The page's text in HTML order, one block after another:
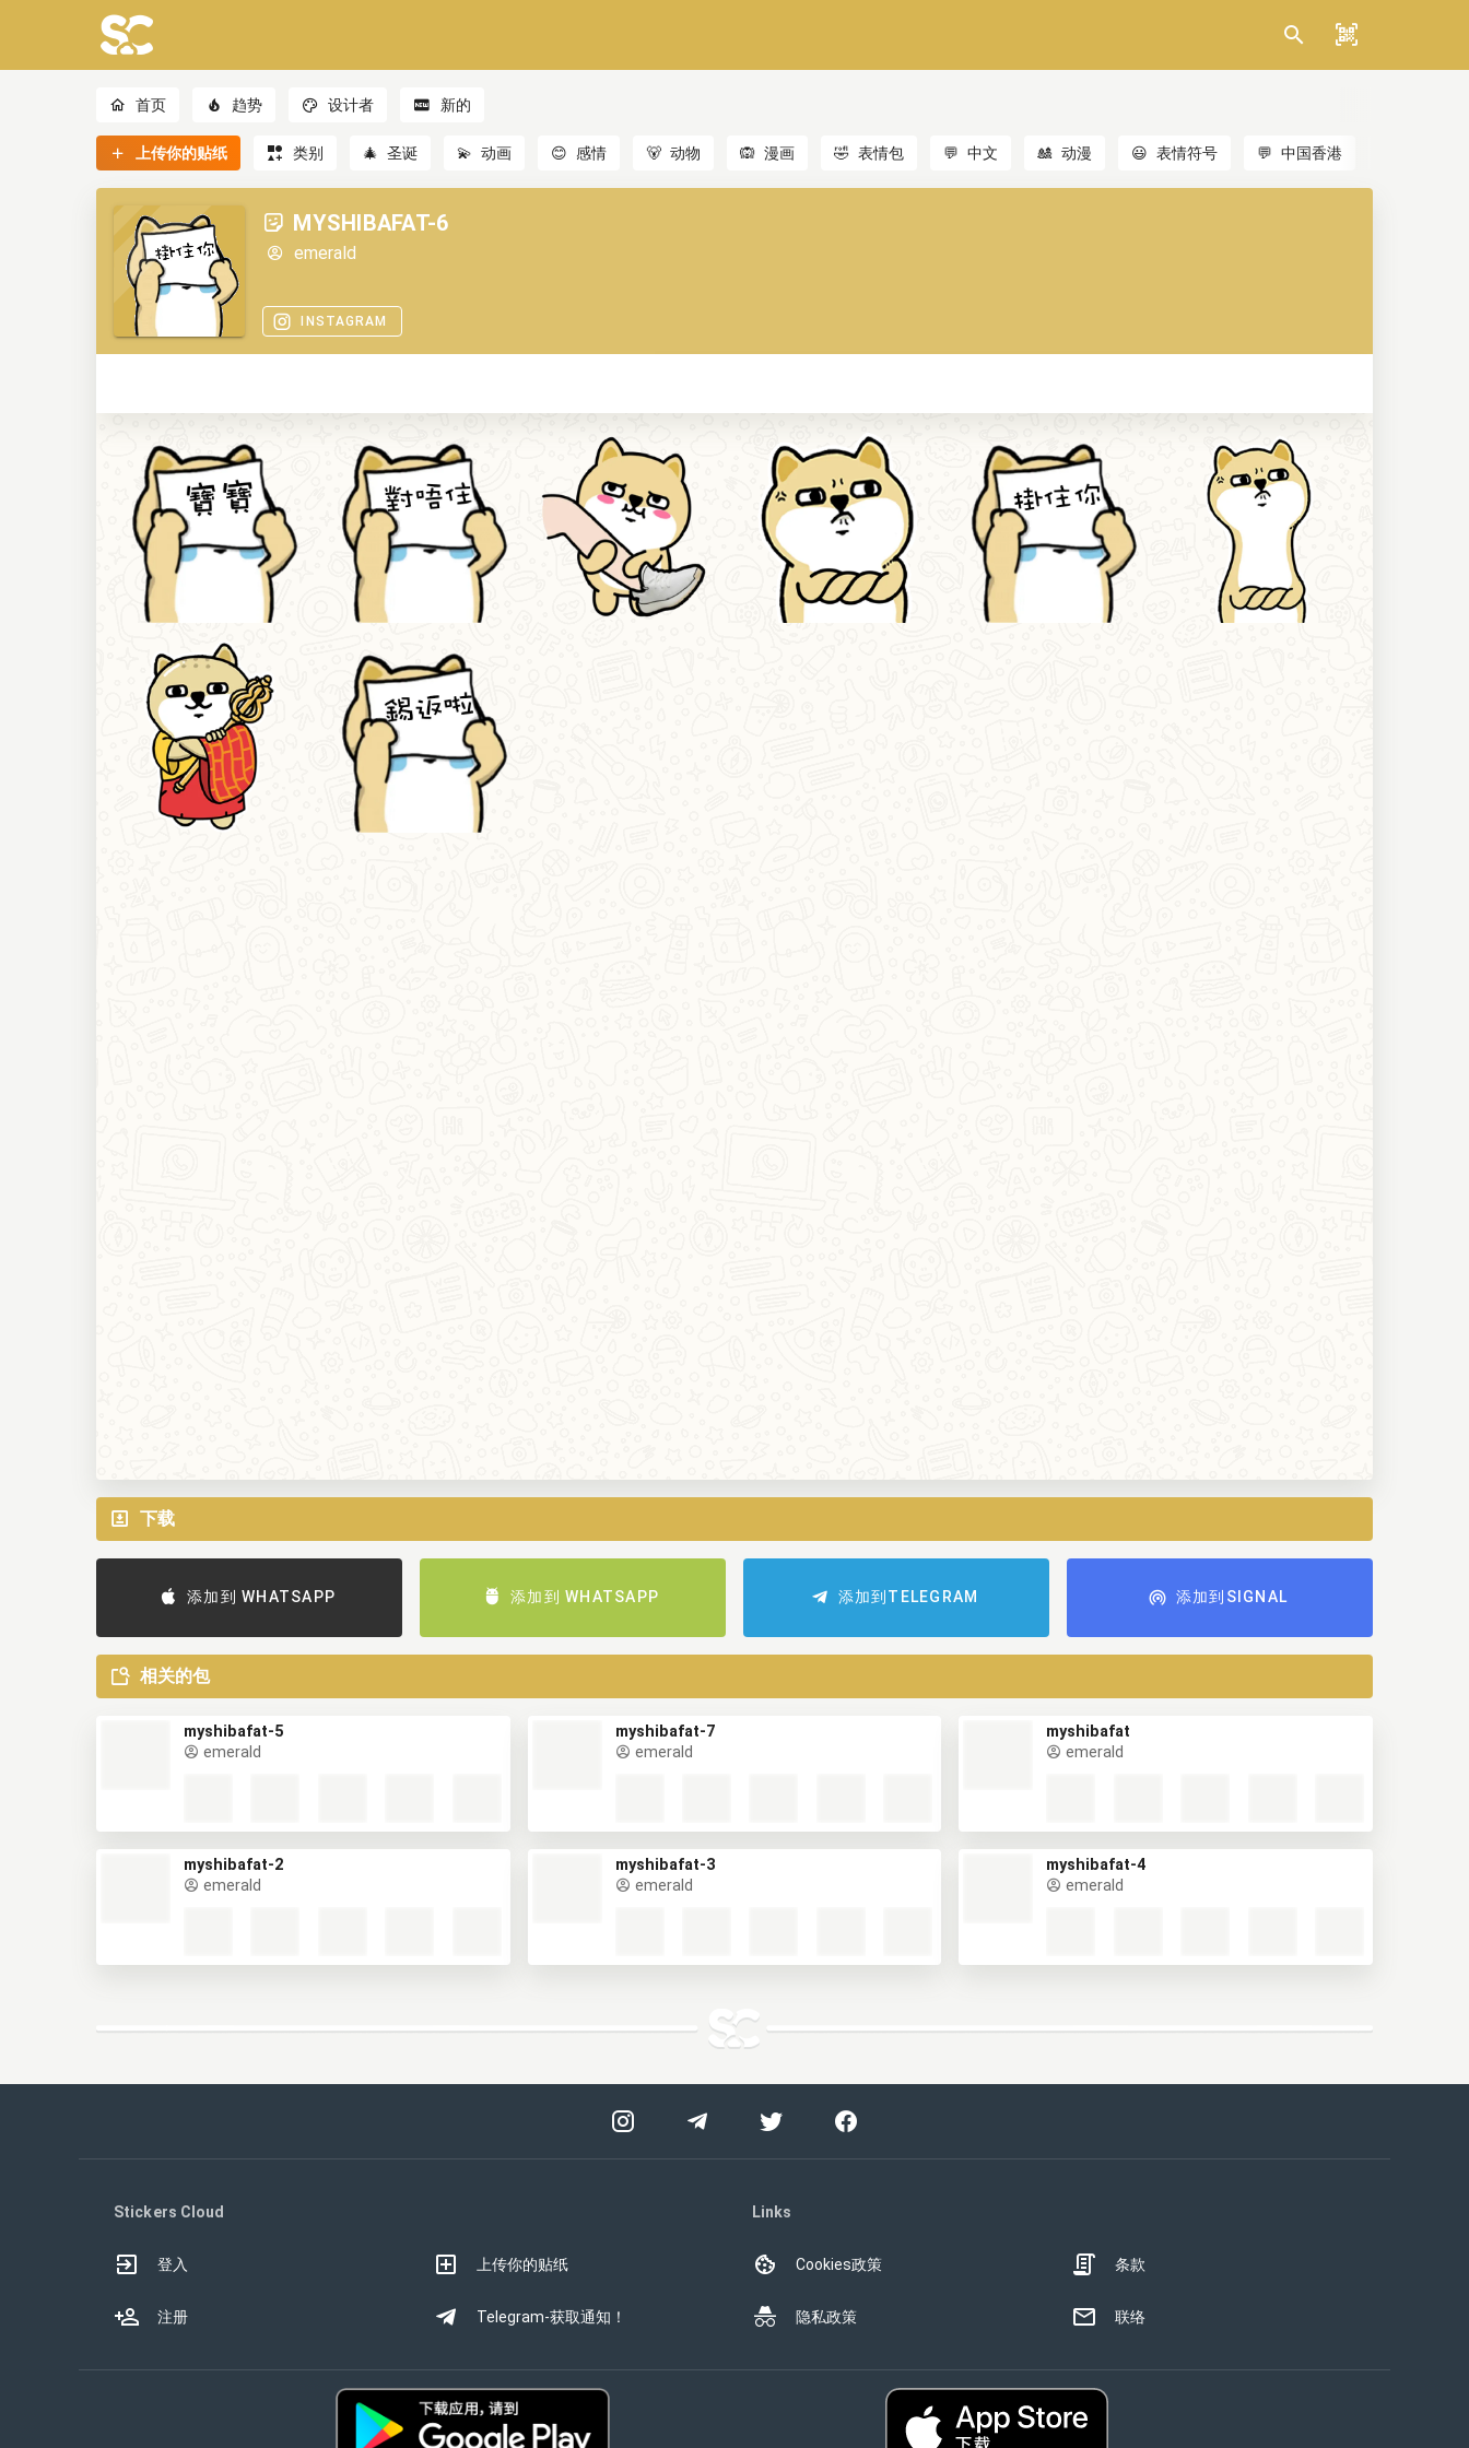
首页 趋势 设计者 新的
上传你的贴纸 类别 🎄 圣诞 💫 动画 😊 感情 🐻 动物 🙉 漫画 🤣 表情包 💬 中文 🎎 动漫 😃 表情符号 💬 中国香港
MYSHIBAFAT-6
emerald
INSTAGRAM
下载
添加到 WHATSAPP 添加到 WHATSAPP 添加到TELEGRAM 添加到SIGNAL
相关的包
myshibafat-5
emerald
myshibafat-7
emerald
myshibafat
emerald
myshibafat-2
emerald
myshibafat-3
emerald
myshibafat-4
emerald
Stickers Cloud
登入
注册
上传你的贴纸
Telegram-获取通知！
Links
Cookies政策
隐私政策
条款
联络